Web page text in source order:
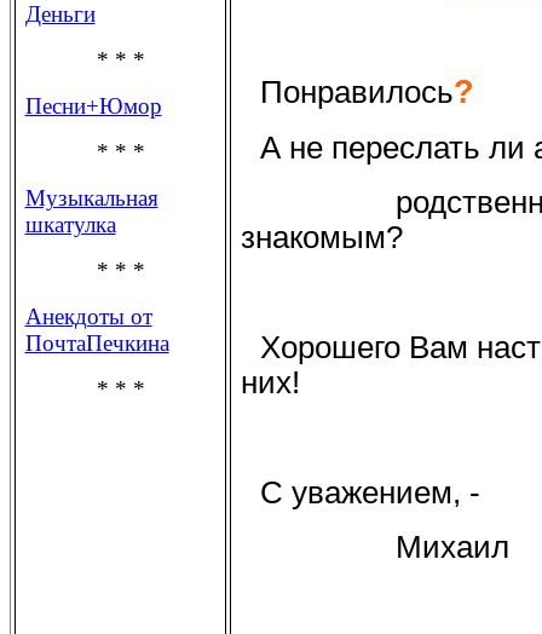
Деньги
* * *
Песни+Юмор
* * *
Музыкальная
шкатулка
* * *
Анекдоты от
ПочтаПечкина
* * *
Понравилось?
А не переслать
знакомым?
Хорошего Вам
них!
С уважением, -
Михаил